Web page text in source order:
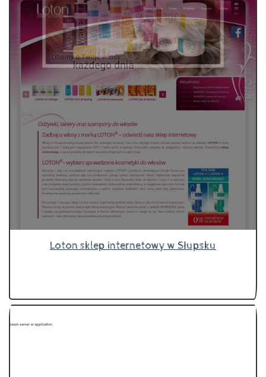
Loton sklep internetowy w Słupsku